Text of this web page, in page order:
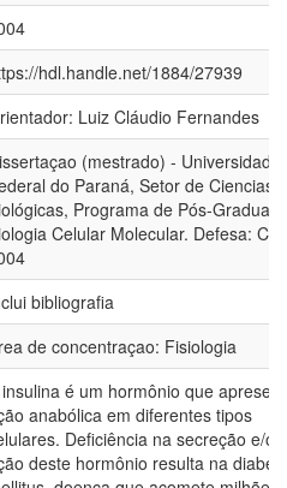
hdl.handle.net/1884/27939
Luiz Cláudio Fernandes
(mestrado) - Universidade
do Paraná, Setor de Ciencias
Programa de Pós-
Celular Molecular. Defesa:
bibliografia
de concentraçao: Fisiologia
é um hormônio que
anabólica em diferentes tipos
Deficiência na secreção e/
deste hormônio resulta na